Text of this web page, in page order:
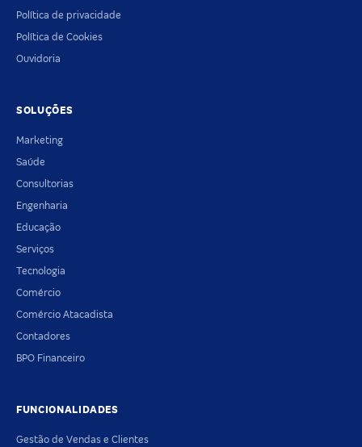
Política de privacidade
Política de Cookies
Ouvidoria
SOLUÇÕES
Marketing
Saúde
Consultorias
Engenharia
Educação
Serviços
Tecnologia
Comércio
Comércio Atacadista
Contadores
BPO Financeiro
FUNCIONALIDADES
Gestão de Vendas e Clientes